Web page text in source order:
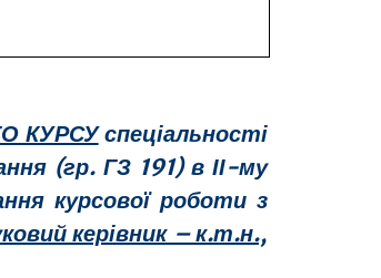
КУРСУспеціальності
(гр. ГЗ 191) в ІІ-му
курсової роботи з
керівник – к.т.н.,